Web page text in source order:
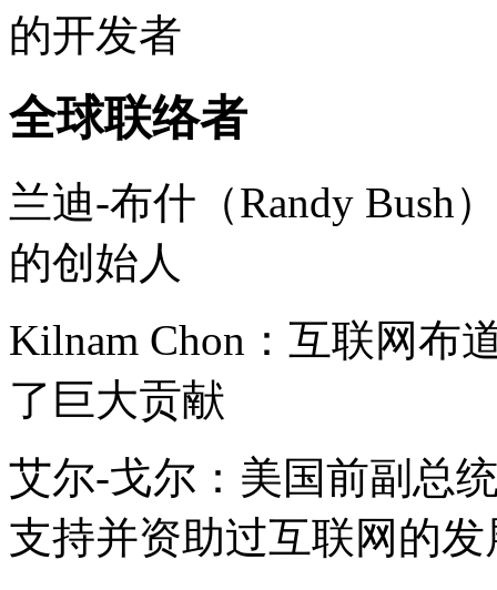
的开发者
全球联络者
兰迪-布什（Randy Bush
的创始人
Kilnam Chon：互联网布
了巨大贡献
艾尔-戈尔：美国前副总
支持并资助过互联网的发